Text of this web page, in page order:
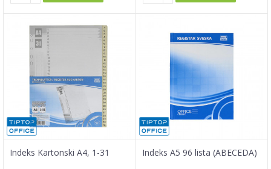
Indeks Kartonski A4, 1-31 Indeks A5 96 lista (ABECEDA)